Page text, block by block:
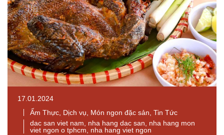
17.01.2024
Ẩm Thực Dịch vụ Món ngon đặc sản Tin Tức
dac san viet nam
nha hang dac san
nha hang mon
viet ngon o tphcm
nha hang viet ngon